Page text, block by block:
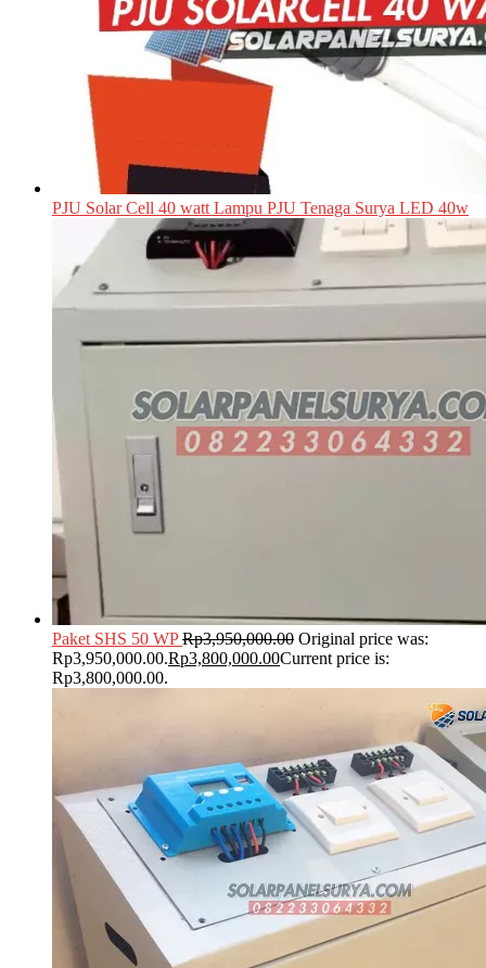
PJU Solar Cell 40 watt Lampu PJU Tenaga Surya LED 40w
Paket SHS 50 WP Rp3,950,000.00 Original price was:
Rp3,950,000.00.Rp3,800,000.00Current price is:
Rp3,800,000.00.